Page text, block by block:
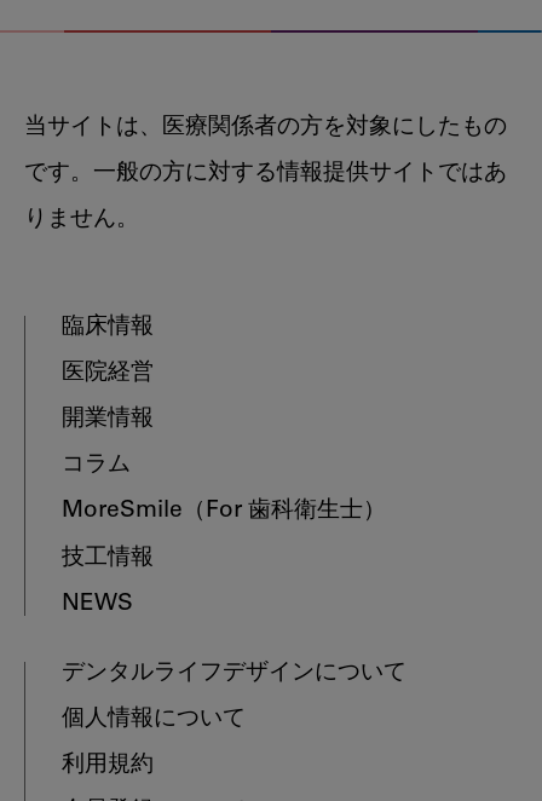
当サイトは、医療関係者の方を対象にしたもの
です。一般の方に対する情報提供サイトではあ
りません。
臨床情報
医院経営
開業情報
コラム
MoreSmile （For 歯科衛生士）
技工情報
NEWS
デンタルライフデザインについて
個人情報について
利用規約